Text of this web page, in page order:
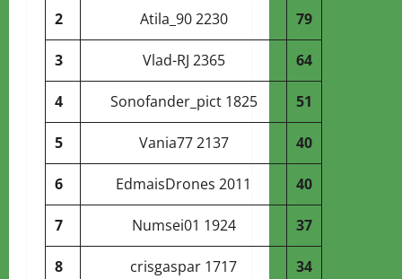
2 Atila_902230 79
3 Vlad-RJ 2365 64
4 Sonofander_pict1825 51
5 Vania772137 40
6 EdmaisDrones 2011 40
7 Numsei01 1924 37
8 crisgaspar 1717 34